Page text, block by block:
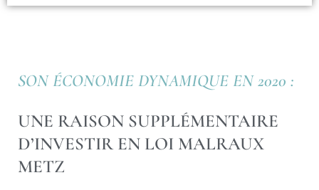
SON ÉCONOMIE DYNAMIQUE EN 2020 :
UNE RAISON SUPPLÉMENTAIRE
D’INVESTIR EN LOI MALRAUX
METZ